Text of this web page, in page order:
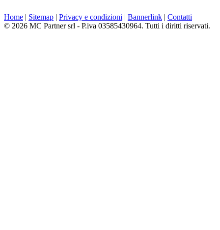
Home | Sitemap | Privacy e condizioni | Bannerlink | Contatti
© 2026 MC Partner srl - P.iva 03585430964. Tutti i diritti riservati.